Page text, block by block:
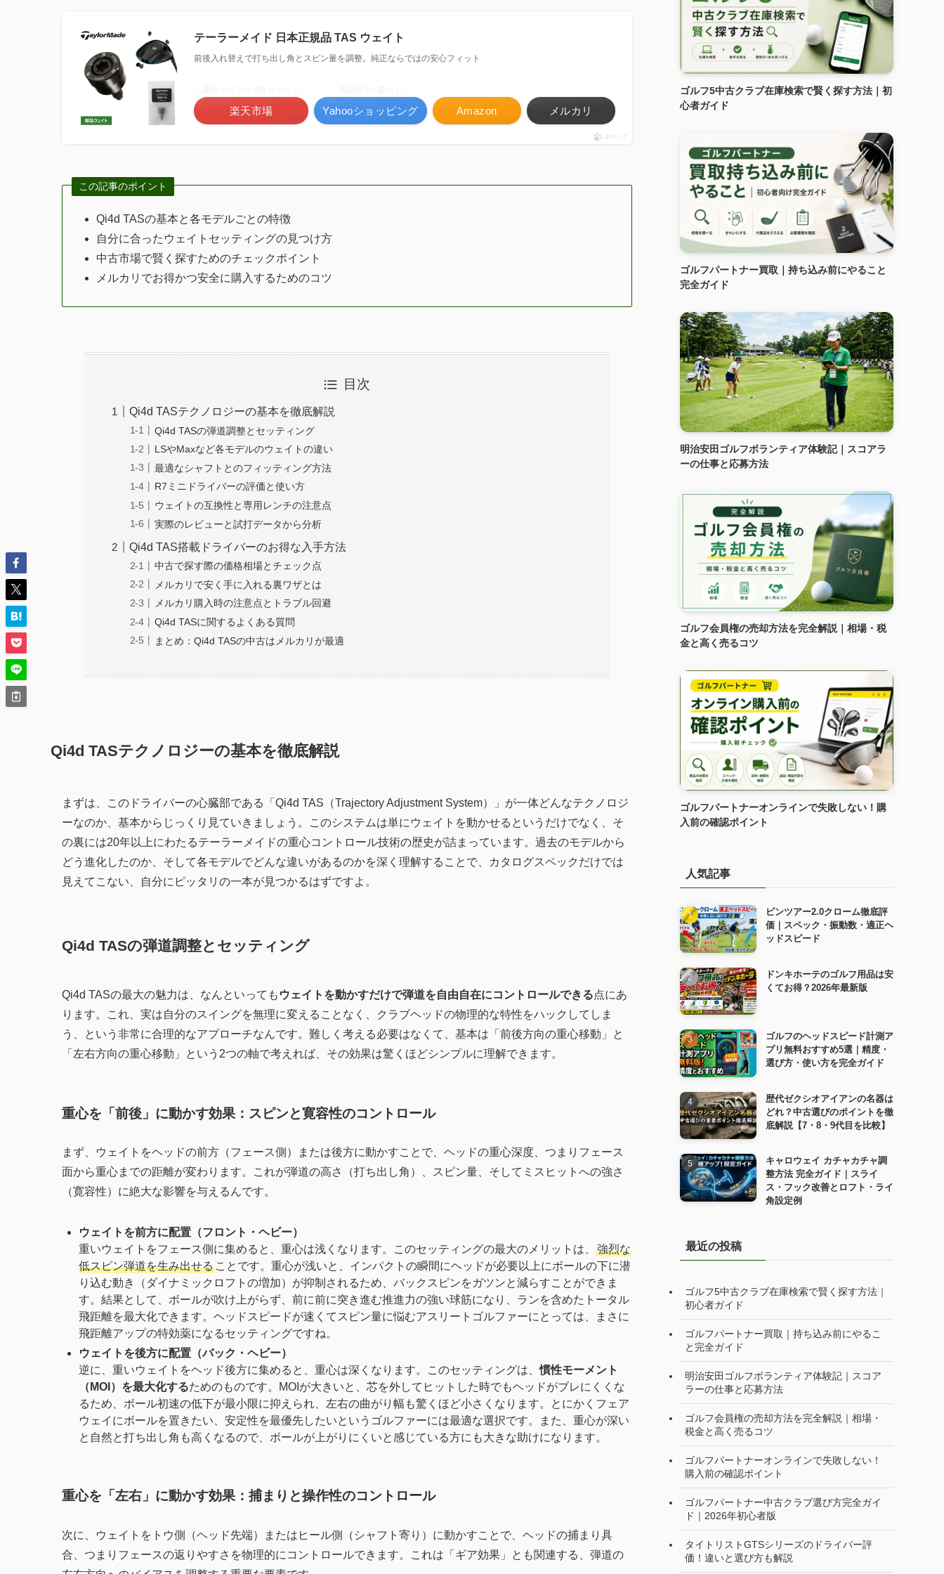
テーラーメイド 日本正規品 TAS ウェイト
前後入れ替えで打ち出し角とスピン量を調整。純正ならではの安心フィット
Amazon
楽天市場 Yahooショッピング メルカリ
ポチップ
この記事のポイント
Qi4d TASの基本と各モデルごとの特徴
自分に合ったウェイトセッティングの見つけ方
中古市場で賢く探すためのチェックポイント
メルカリでお得かつ安全に購入するためのコツ
目次
Qi4d TASテクノロジーの基本を徹底解説
Qi4d TASの弾道調整とセッティング
LSやMaxなど各モデルのウェイトの違い
最適なシャフトとのフィッティング方法
R7ミニドライバーの評価と使い方
ウェイトの互換性と専用レンチの注意点
実際のレビューと試打データから分析
Qi4d TAS搭載ドライバーのお得な入手方法
中古で探す際の価格相場とチェック点
メルカリで安く手に入れる裏ワザとは
メルカリ購入時の注意点とトラブル回避
Qi4d TASに関するよくある質問
まとめ：Qi4d TASの中古はメルカリが最適
Qi4d TASテクノロジーの基本を徹底解説
まずは、このドライバーの心臓部である「Qi4d TAS（Trajectory Adjustment System）」が一体どんなテクノロジ
ーなのか、基本からじっくり見ていきましょう。このシステムは単にウェイトを動かせるというだけでなく、そ
の裏には20年以上にわたるテーラーメイドの重心コントロール技術の歴史が詰まっています。過去のモデルから
どう進化したのか、そして各モデルでどんな違いがあるのかを深く理解することで、カタログスペックだけでは
見えてこない、自分にピッタリの一本が見つかるはずですよ。
Qi4d TASの弾道調整とセッティング
Qi4d TASの最大の魅力は、なんといっても ウェイトを動かすだけで弾道を自由自在にコントロールできる点にあ
ります。これ、実は自分のスイングを無理に変えることなく、クラブヘッドの物理的な特性をハックしてしま
う、という非常に合理的なアプローチなんです。難しく考える必要はなくて、基本は「前後方向の重心移動」と
「左右方向の重心移動」という2つの軸で考えれば、その効果は驚くほどシンプルに理解できます。
重心を「前後」に動かす効果：スピンと寛容性のコントロール
まず、ウェイトをヘッドの前方（フェース側）または後方に動かすことで、ヘッドの重心深度、つまりフェース
面から重心までの距離が変わります。これが弾道の高さ（打ち出し角）、スピン量、そしてミスヒットへの強さ
（寛容性）に絶大な影響を与えるんです。
ウェイトを前方に配置（フロント・ヘビー）
重いウェイトをフェース側に集めると、重心は浅くなります。このセッティングの最大のメリットは、
強烈な
低スピン弾道を生み出せる ことです。重心が浅いと、インパクトの瞬間にヘッドが必要以上にボールの下に潜
り込む動き（ダイナミックロフトの増加）が抑制されるため、バックスピンをガツンと減らすことができま
す。結果として、ボールが吹け上がらず、前に前に突き進む推進力の強い球筋になり、ランを含めたトータル
飛距離を最大化できます。ヘッドスピードが速くてスピン量に悩むアスリートゴルファーにとっては、まさに
飛距離アップの特効薬になるセッティングですね。
ウェイトを後方に配置（バック・ヘビー）
逆に、重いウェイトをヘッド後方に集めると、重心は深くなります。このセッティングは、慣性モーメント
（MOI）を最大化するためのものです。MOIが大きいと、芯を外してヒットした時でもヘッドがブレにくくな
るため、ボール初速の低下が最小限に抑えられ、左右の曲がり幅も驚くほど小さくなります。とにかくフェア
ウェイにボールを置きたい、安定性を最優先したいというゴルファーには最適な選択です。また、重心が深い
と自然と打ち出し角も高くなるので、ボールが上がりにくいと感じている方にも大きな助けになります。
重心を「左右」に動かす効果：捕まりと操作性のコントロール
次に、ウェイトをトウ側（ヘッド先端）またはヒール側（シャフト寄り）に動かすことで、ヘッドの捕まり具
合、つまりフェースの返りやすさを物理的にコントロールできます。これは「ギア効果」とも関連する、弾道の
ゴルフ5中古クラブ在庫検索で賢く探す方法｜初
心者ガイド
ゴルフパートナー買取｜持ち込み前にやること
完全ガイド
明治安田ゴルフボランティア体験記｜スコアラ
ーの仕事と応募方法
ゴルフ会員権の売却方法を完全解説｜相場・税
金と高く売るコツ
ゴルフパートナーオンラインで失敗しない！購
入前の確認ポイント
人気記事
ピンツアー2.0クローム徹底評
価｜スペック・振動数・適正ヘ
ッドスピード
ドンキホーテのゴルフ用品は安
くてお得？2026年最新版
ゴルフのヘッドスピード計測ア
プリ無料おすすめ5選｜精度・
選び方・使い方を完全ガイド
歴代ゼクシオアイアンの名器は
どれ？中古選びのポイントを徹
底解説【7・8・9代目を比較】
キャロウェイ カチャカチャ調
整方法 完全ガイド｜スライ
ス・フック改善とロフト・ライ
角設定例
最近の投稿
ゴルフ5中古クラブ在庫検索で賢く探す方法｜
初心者ガイド
ゴルフパートナー買取｜持ち込み前にやるこ
と完全ガイド
明治安田ゴルフボランティア体験記｜スコア
ラーの仕事と応募方法
ゴルフ会員権の売却方法を完全解説｜相場・
税金と高く売るコツ
ゴルフパートナーオンラインで失敗しない！
購入前の確認ポイント
ゴルフパートナー中古クラブ選び方完全ガイ
ド｜2026年初心者版
タイトリストGTSシリーズのドライバー評
価！違いと選び方も解説